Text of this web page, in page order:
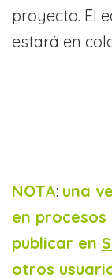
proyecto. El
estará en
NOTA: una
en
publicar en
otros